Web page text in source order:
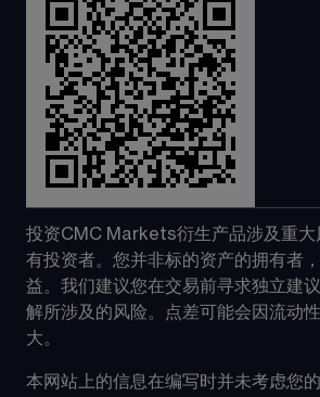
投资CMC Markets衍生产品涉及重大
有投资者。您并非标的资产的拥有者
益。我们建议您在交易前寻求独立建
解所涉及的风险。点差可能会因流动
大。
本网站上的信息在编写时并未考虑您